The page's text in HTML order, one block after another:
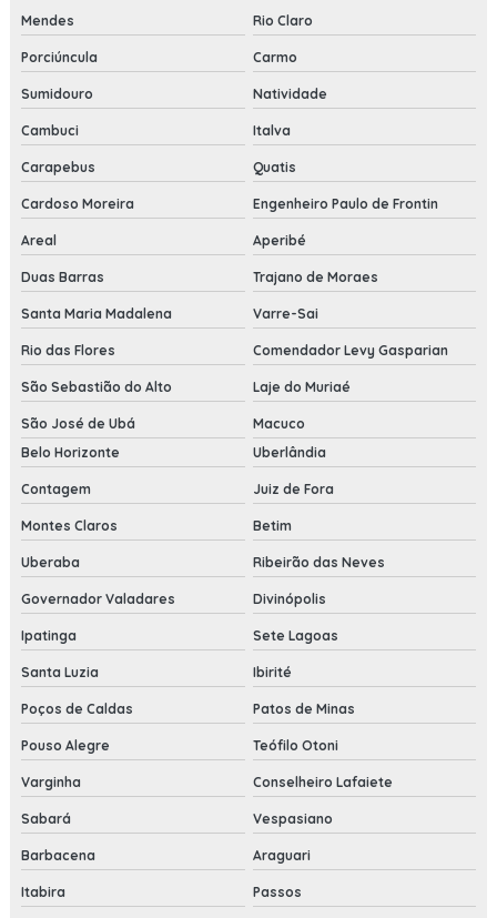
Mendes Rio Claro
Porciúncula Carmo
Sumidouro Natividade
Cambuci Italva
Carapebus Quatis
Cardoso Moreira Engenheiro Paulo de Frontin
Areal Aperibé
Duas Barras Trajano de Moraes
Santa Maria Madalena Varre-Sai
Rio das Flores Comendador Levy Gasparian
São Sebastião do Alto Laje do Muriaé
São José de Ubá
Macuco
Belo Horizonte
Uberlândia
Contagem Juiz de Fora
Montes Claros Betim
Uberaba Ribeirão das Neves
Governador Valadares Divinópolis
Ipatinga Sete Lagoas
Santa Luzia Ibirité
Poços de Caldas Patos de Minas
Pouso Alegre Teófilo Otoni
Varginha Conselheiro Lafaiete
Sabará Vespasiano
Barbacena Araguari
Itabira Passos